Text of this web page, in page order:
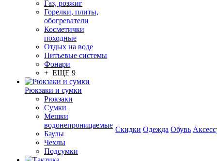
Газ, розжиг
Горелки, плиты,
обогреватели
Косметички
походные
Отдых на воде
Питьевые системы
Фонари
+ ЕЩЕ 9
Рюкзаки и сумки
Рюкзаки
Сумки
Мешки
водонепроницаемые
Баулы
Чехлы
Подсумки
Скидки Одежда Обувь